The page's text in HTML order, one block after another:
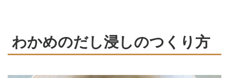
わかめのだし浸しのつくり方